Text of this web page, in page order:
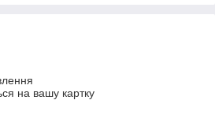
на вашу картку